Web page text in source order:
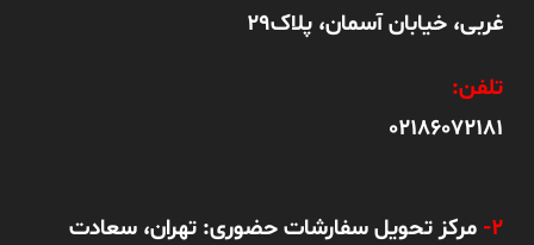
غربی، خیابان آسمان، پلاک29
تلفن:
02186072181
2- مرکز تحویل سفارشات حضوری: تهران، سعادت